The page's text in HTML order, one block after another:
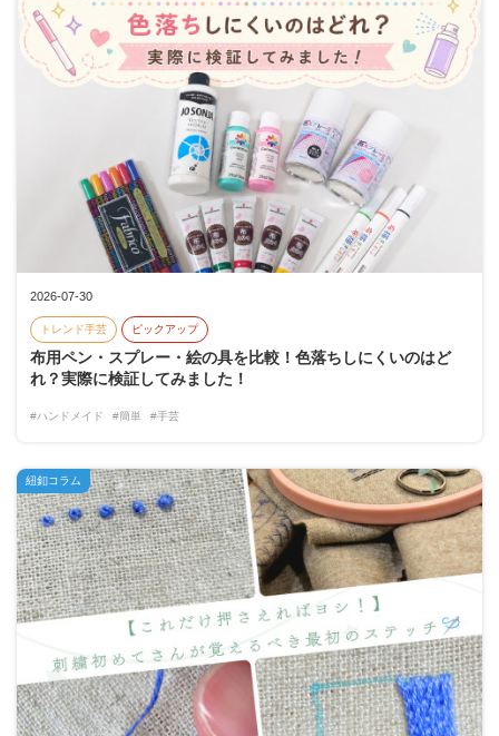
2026-07-30
トレンド手芸 ピックアップ
布用ペン・スプレー・絵の具を比較！色落ちしにくいのはど
れ？実際に検証してみました！
#ハンドメイド #簡単 #手芸
紐釦コラム